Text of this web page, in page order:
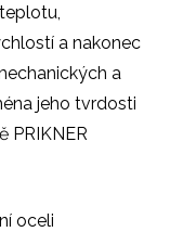
a nakonec
a
jeho tvrdosti
PRIKNER
oceli